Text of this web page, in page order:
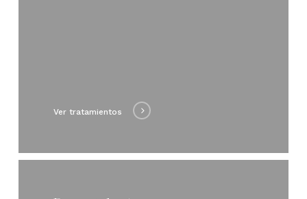
Ver tratamientos